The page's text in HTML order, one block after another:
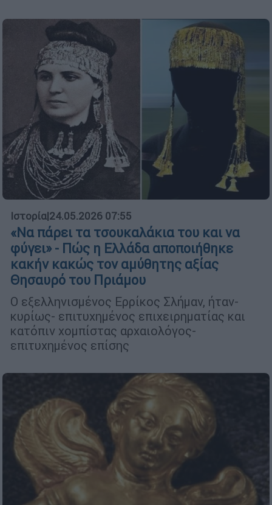
Ιστορία|24.05.2026 07:55
«Να πάρει τα τσουκαλάκια του και να
φύγει» - Πώς η Ελλάδα αποποιήθηκε
κακήν κακώς τον αμύθητης αξίας
Θησαυρό του Πριάμου
Ο εξελληνισμένος Ερρίκος Σλήμαν, ήταν-
κυρίως- επιτυχημένος επιχειρηματίας και
κατόπιν χομπίστας αρχαιολόγος-
επιτυχημένος επίσης